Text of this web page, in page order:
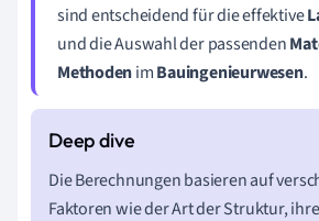
sind entscheidend für die effektive
und die Auswahl der passenden
MethodenimBauingenieurwesen.
Die Berechnungen basieren auf
Faktoren wie der Art der Struktur,